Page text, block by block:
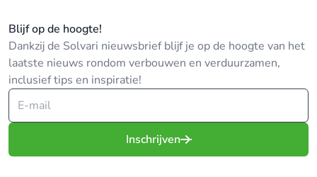
Blijf op de hoogte!
Dankzij de Solvari nieuwsbrief blijf je op de hoogte van het
laatste nieuws rondom verbouwen en verduurzamen,
inclusief tips en inspiratie!
Inschrijven